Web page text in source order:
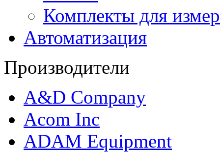
Комплекты для
Автоматизация
Производители
A&D Company
Acom Inc
ADAM Equipment